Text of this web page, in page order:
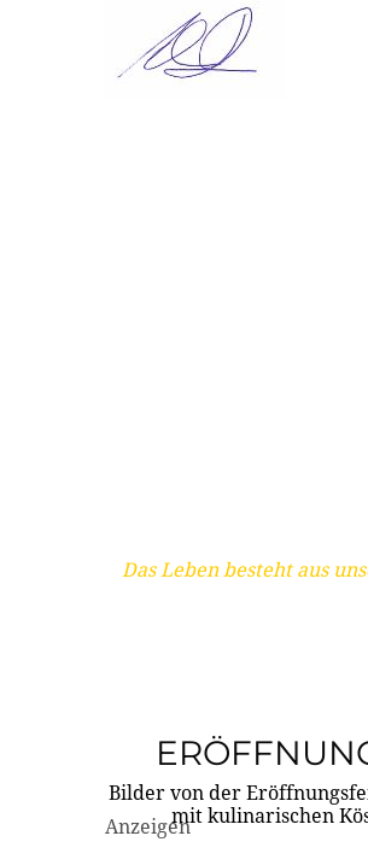
Das Leben besteht aus
Bilder von der
mit kulinarischen
Anzeigen